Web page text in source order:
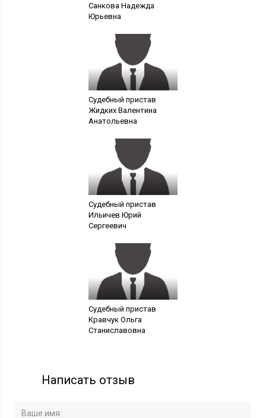
Санкова Надежда
Юрьевна
Судебный пристав
Жидких Валентина
Анатольевна
Судебный пристав
Ильичев Юрий
Сергеевич
Судебный пристав
Кравчук Ольга
Станиславовна
Написать отзыв